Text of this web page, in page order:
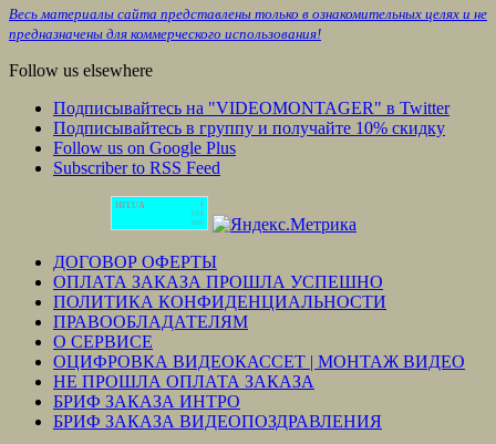
Весь материалы сайта представлены только в ознакомительных целях и не
предназначены для коммерческого использования!
Follow us elsewhere
Подписывайтесь на "VIDEOMONTAGER" в Twitter
Подписывайтесь в группу и получайте 10% скидку
Follow us on Google Plus
Subscriber to RSS Feed
HIT.UA
3
104
106
ДОГОВОР ОФЕРТЫ
ОПЛАТА ЗАКАЗА ПРОШЛА УСПЕШНО
ПОЛИТИКА КОНФИДЕНЦИАЛЬНОСТИ
ПРАВООБЛАДАТЕЛЯМ
О СЕРВИСЕ
ОЦИФРОВКА ВИДЕОКАССЕТ | МОНТАЖ ВИДЕО
НЕ ПРОШЛА ОПЛАТА ЗАКАЗА
БРИФ ЗАКАЗА ИНТРО
БРИФ ЗАКАЗА ВИДЕОПОЗДРАВЛЕНИЯ